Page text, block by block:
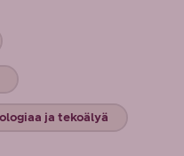
ja tekoälyä